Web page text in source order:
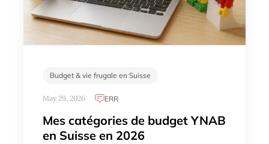
Budget & vie frugale en Suisse
May 29, 2026 ERR
Mes catégories de budget YNAB
en Suisse en 2026